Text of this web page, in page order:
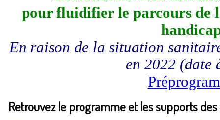
pour fluidifier le parcours de
En raison de la situation
en 2022 (date
Retrouvez le programme et les supports